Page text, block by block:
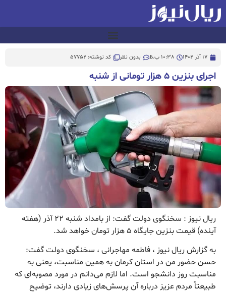
17 آذر 1404 10:38 ب.ظ بدون نظر کد نوشته: 57754
اجرای بنزین ۵ هزار تومانی از شنبه
ریال نیوز : سخنگوی دولت گفت:‌ از بامداد شنبه ۲۲ آذر (هفته
آینده) قیمت بنزین جایگاه ۵ هزار تومان خواهد شد.
به گزارش ریال نیوز ، فاطمه مهاجرانی ، سخنگوی دولت گفت:
حسن حضور من در استان کرمان به همین مناسبت، یعنی به
مناسبت روز دانشجو است. اما لازم می‌دانم در مورد مصوبه‌ای که
طبیعتاً مردم عزیز درباره آن پرسش‌های زیادی دارند، توضیح